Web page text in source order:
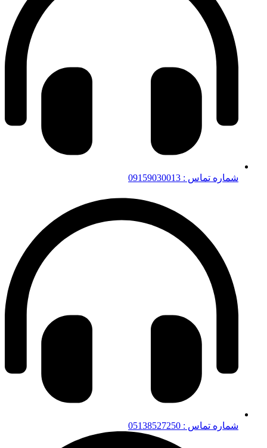
شماره تماس : 09159030013
شماره تماس : 05138527250